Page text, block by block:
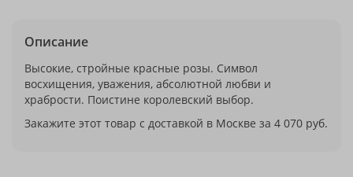
Описание
Высокие, стройные красные розы. Символ
восхищения, уважения, абсолютной любви и
храбрости. Поистине королевский выбор.
Закажите этот товар с доставкой в Москве за 4 070 руб.